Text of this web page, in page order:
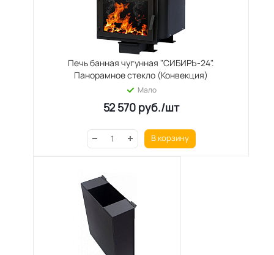
Печь банная чугунная "СИБИРЬ-24".
Панорамное стекло (Конвекция)
Мало
52 570руб./шт
В корзину